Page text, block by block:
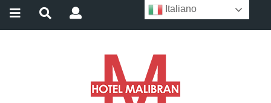
Italiano